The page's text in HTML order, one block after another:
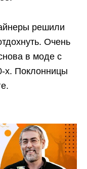
решили
Очень
в моде с
х. Поклонницы